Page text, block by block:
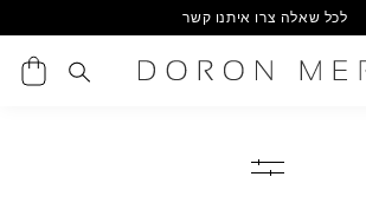
לכל שאלה צרו איתנו קשר